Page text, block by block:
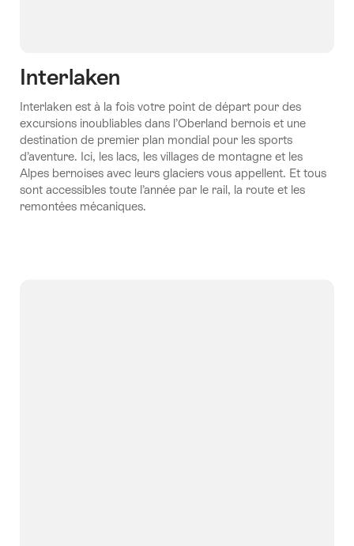
Interlaken
Interlaken est à la fois votre point de départ pour des
excursions inoubliables dans l’Oberland bernois et une
destination de premier plan mondial pour les sports
d’aventure. Ici, les lacs, les villages de montagne et les
Alpes bernoises avec leurs glaciers vous appellent. Et tous
sont accessibles toute l’année par le rail, la route et les
remontées mécaniques.